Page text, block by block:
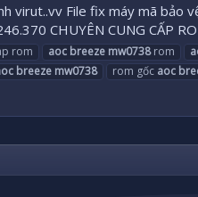
File fix máy mã bảo
CHUYÊN CUNG CẤP
rom aoc breeze mw0738rom
breeze mw0738 rom gốc aoc